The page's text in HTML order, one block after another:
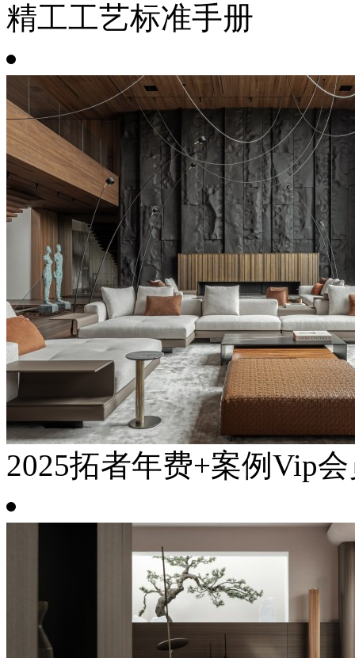
精工工艺标准手册
2025拓者年费+案例Vip